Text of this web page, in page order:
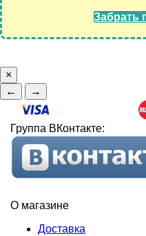
Забрать
×
←
→
Группа ВКонтакте:
О магазине
Доставка